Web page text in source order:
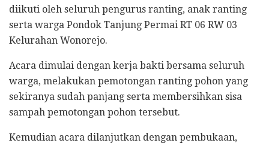
diikuti oleh seluruh pengurus ranting, anak ranting
serta warga Pondok Tanjung Permai RT 06 RW 03
Kelurahan Wonorejo.
Acara dimulai dengan kerja bakti bersama seluruh
warga, melakukan pemotongan ranting pohon yang
sekiranya sudah panjang serta membersihkan sisa
sampah pemotongan pohon tersebut.
Kemudian acara dilanjutkan dengan pembukaan,